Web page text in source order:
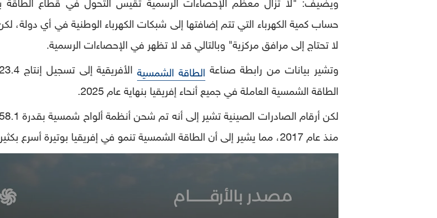
حساب كمية الكهرباء التي تتم إضافتها إلى شبكات الكهرباء الوطنية في أي دولة،
لا تحتاج إلى مرافق مركزية" وبالتالي قد لا تظهر في الإحصاءات الرسمية.
وتشير بيانات من رابطة صناعة الطاقة الشمسية
الطاقة الشمسية العاملة في جميع أنحاء إفريقيا بنهاية عام 2025.
منذ عام 2017، مما يشير إلى أن الطاقة الشمسية تنمو في إفريقيا بوتيرة أسرع بكثير مما تظهره الأرقام الرسمية.